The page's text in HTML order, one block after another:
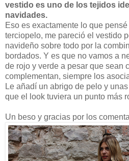
vestido es uno de los tejidos
navidades.
Eso es exactamente lo que
terciopelo, me pareció el vestido
navideño sobre todo por la
bordados. Y es que no vamos a
de rojo y verde a pesar que sean
complementan, siempre los
Le añadí un abrigo de pelo y
que el look tuviera un punto más
Un beso y gracias por los